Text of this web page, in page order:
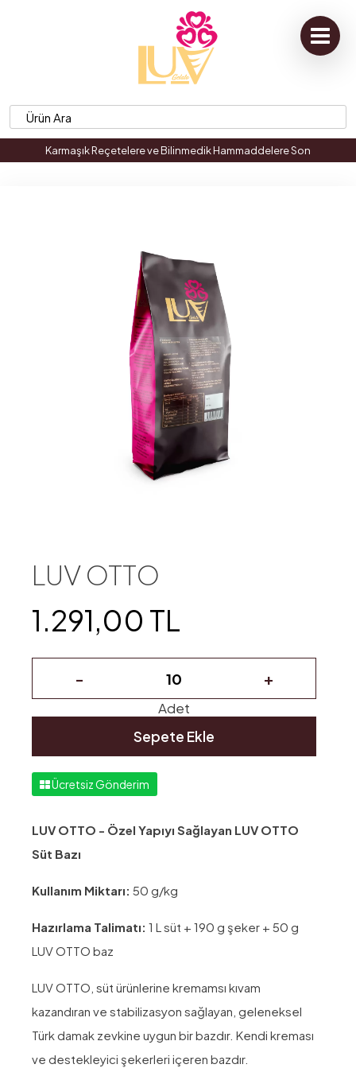
Karmaşık Reçetelere ve Bilinmedik Hammaddelere Son
LUV OTTO
1.291,00 TL
- +
Adet
Sepete Ekle
Ücretsiz Gönderim
LUV OTTO - Özel Yapıyı Sağlayan LUV OTTO
Süt Bazı
Kullanım Miktarı: 50 g/kg
Hazırlama Talimatı: 1 L süt + 190 g şeker + 50 g
LUV OTTO baz
LUV OTTO, süt ürünlerine kremamsı kıvam
kazandıran ve stabilizasyon sağlayan, geleneksel
Türk damak zevkine uygun bir bazdır. Kendi kreması
ve destekleyici şekerleri içeren bazdır.